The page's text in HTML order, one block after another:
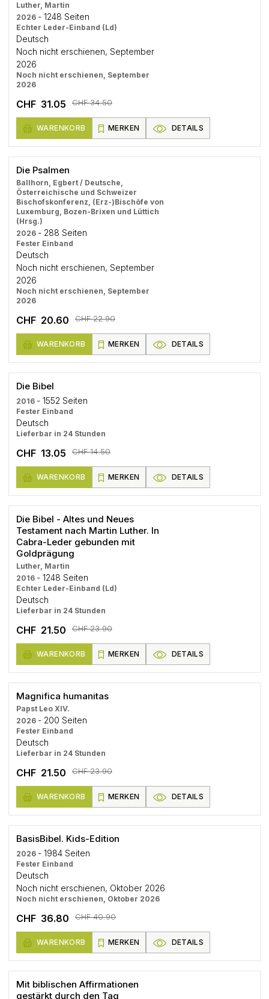
Luther, Martin
2026 - 1248 Seiten
Echter Leder-Einband (Ld)
Deutsch
Noch nicht erschienen, September
2026
Noch nicht erschienen, September
2026
CHF 31.05 CHF 34.50
WARENKORB MERKEN DETAILS
Die Psalmen
Ballhorn, Egbert / Deutsche,
Österreichische und Schweizer
Bischofskonferenz, (Erz-)Bischöfe von
Luxemburg, Bozen-Brixen und Lüttich
(Hrsg.)
2026 - 288 Seiten
Fester Einband
Deutsch
Noch nicht erschienen, September
2026
Noch nicht erschienen, September
2026
CHF 20.60 CHF 22.90
WARENKORB MERKEN DETAILS
Die Bibel
2016 - 1552 Seiten
Fester Einband
Deutsch
Lieferbar in 24 Stunden
CHF 13.05 CHF 14.50
WARENKORB MERKEN DETAILS
Die Bibel - Altes und Neues
Testament nach Martin Luther. In
Cabra-Leder gebunden mit
Goldprägung
Luther, Martin
2016 - 1248 Seiten
Echter Leder-Einband (Ld)
Deutsch
Lieferbar in 24 Stunden
CHF 21.50 CHF 23.90
WARENKORB MERKEN DETAILS
Magnifica humanitas
Papst Leo XIV.
2026 - 200 Seiten
Fester Einband
Deutsch
Lieferbar in 24 Stunden
CHF 21.50 CHF 23.90
WARENKORB MERKEN DETAILS
BasisBibel. Kids-Edition
2026 - 1984 Seiten
Fester Einband
Deutsch
Noch nicht erschienen, Oktober 2026
Noch nicht erschienen, Oktober 2026
CHF 36.80 CHF 40.90
WARENKORB MERKEN DETAILS
Mit biblischen Affirmationen
gestärkt durch den Tag